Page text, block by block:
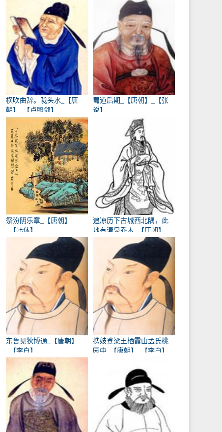
横吹曲辞。陇头水_【唐
朝】_【卢照邻】
蜀道后期_【唐朝】_【张
说】
祭汾阴乐章_【唐朝】
_【韩休】
追凉历下古城西北隅，此
地有清泉乔木_【唐朝】
东鲁见狄博通_【唐朝】
_【李白】
携妓登梁王栖霞山孟氏桃
园中_【唐朝】_【李白】